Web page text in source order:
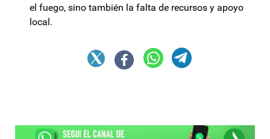
el fuego, sino también la falta de recursos y apoyo
local.